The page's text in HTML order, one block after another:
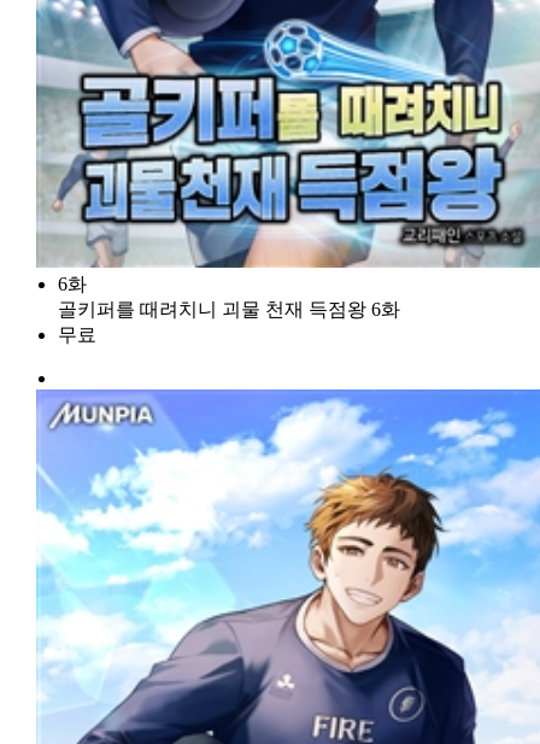
6화
골키퍼를 때려치니 괴물 천재 득점왕 6화
무료